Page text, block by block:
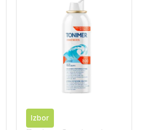
Izbor